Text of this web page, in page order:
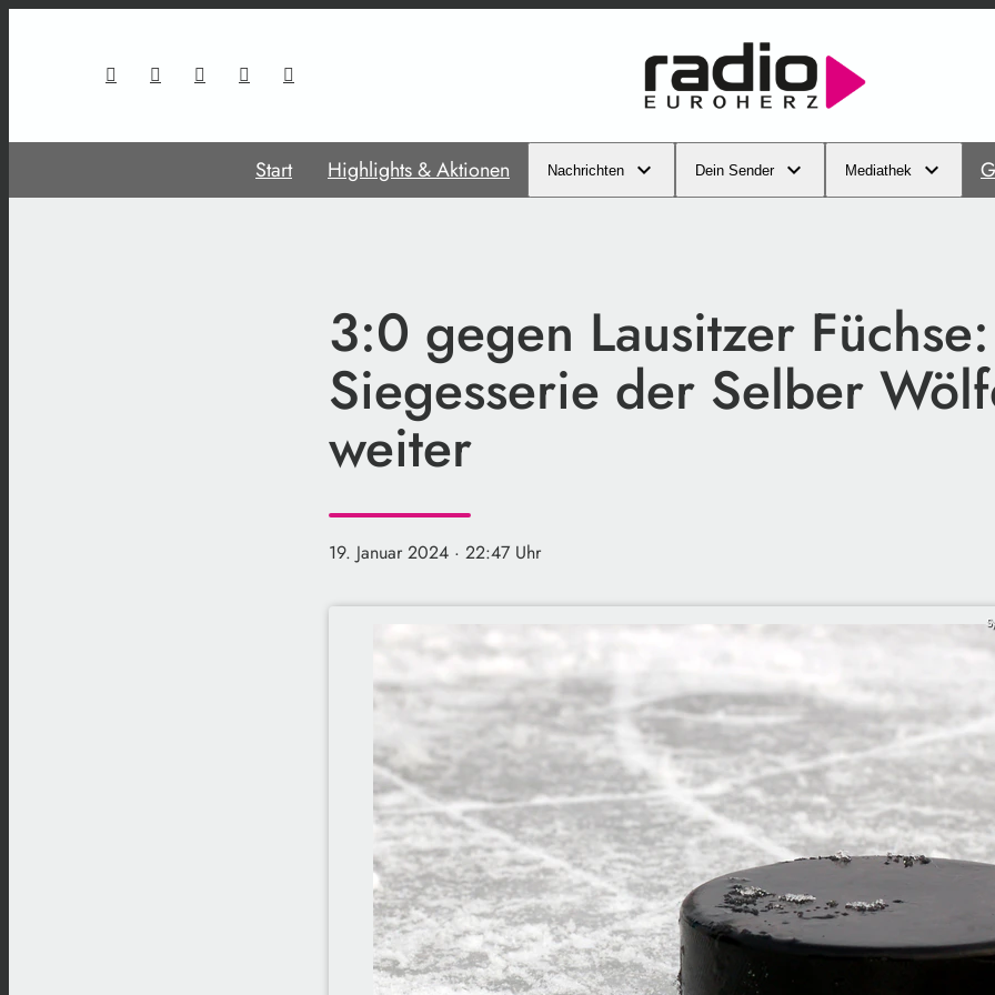
Start Highlights & Aktionen Nachrichten Dein Sender Mediathek
3:0 gegen Lausitzer Füchse:
Siegesserie der Selber
weiter
19. Januar 2024 · 22:47 Uhr